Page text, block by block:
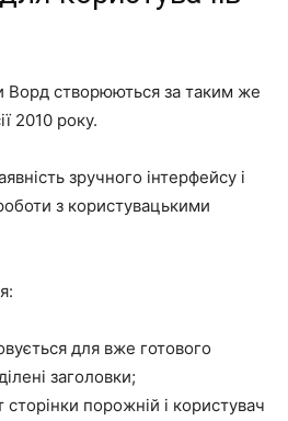
Ворд створюються за таким же
2010 року.
зручного інтерфейсу і
з користувацькими
для вже готового
заголовки;
порожній і користувач